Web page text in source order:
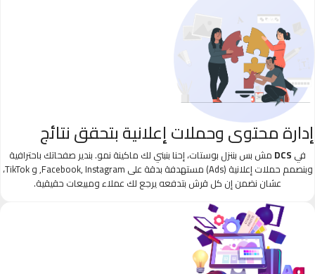
إدارة محتوى وحملات إعلانية بتحقق نتائج
في DCS مش بس بننزل بوستات، إحنا بنبني لك ماكينة نمو. بندير صفحاتك باحترافية
وبنصمم حملات إعلانية (Ads) مستهدفة بدقة على Facebook, Instagram, و TikTok،
عشان نضمن إن كل قرش بتدفعه يرجع لك عملاء ومبيعات حقيقية.